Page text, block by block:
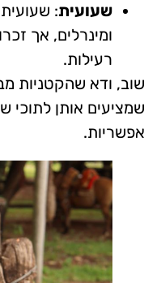
שעועית:
ומינרלים, אך
רעילות.
שוב, ודא שהקטניות
שמציעים אותן לתוכי
אפשריות.